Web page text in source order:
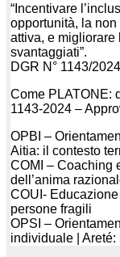
“Incentivare
opportunità, la
attiva, e migliorare
svantaggiati”.
DGR N° 1143/
Come PLATONE:
1143-2024 –
OPBI –
Aitia: il contesto
COMI – Coaching
dell’anima
COUI-
persone fragili
OPSI –
individuale |